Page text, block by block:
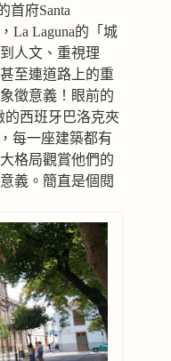
首府Santa
La Laguna的「城
人文、重視理
至連道路上的重
徵意義！眼前的
的西班牙巴洛克夾
每一座建築都有
格局觀賞他們的
義。簡直是個閱